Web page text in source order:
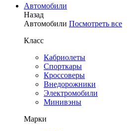
Автомобили
Назад
Автомобили Посмотреть все
Класс
Кабриолеты
Спорткары
Кроссоверы
Внедорожники
Электромобили
Минивэны
Марки